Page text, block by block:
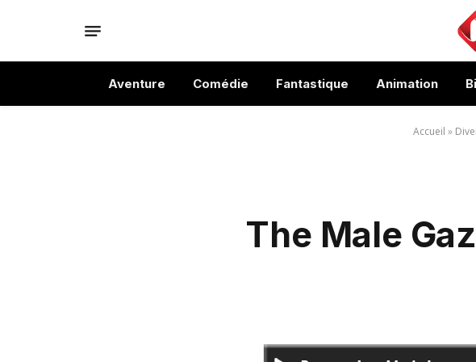
Aventure Comédie Fantastique Animation
Accueil »
The Male